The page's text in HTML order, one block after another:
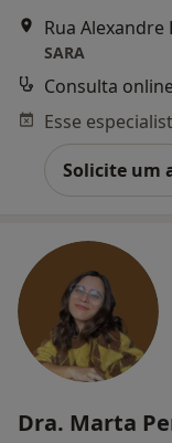
Rua Alexandre
SARA
Consulta online
Solicite um
Dra. Marta